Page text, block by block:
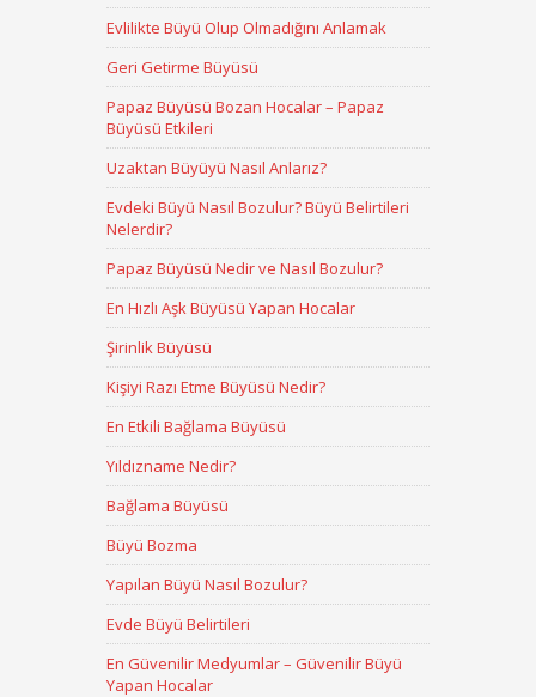
Evlilikte Büyü Olup Olmadığını Anlamak
Geri Getirme Büyüsü
Papaz Büyüsü Bozan Hocalar – Papaz
Büyüsü Etkileri
Uzaktan Büyüyü Nasıl Anlarız?
Evdeki Büyü Nasıl Bozulur? Büyü Belirtileri
Nelerdir?
Papaz Büyüsü Nedir ve Nasıl Bozulur?
En Hızlı Aşk Büyüsü Yapan Hocalar
Şirinlik Büyüsü
Kişiyi Razı Etme Büyüsü Nedir?
En Etkili Bağlama Büyüsü
Yıldızname Nedir?
Bağlama Büyüsü
Büyü Bozma
Yapılan Büyü Nasıl Bozulur?
Evde Büyü Belirtileri
En Güvenilir Medyumlar – Güvenilir Büyü
Yapan Hocalar